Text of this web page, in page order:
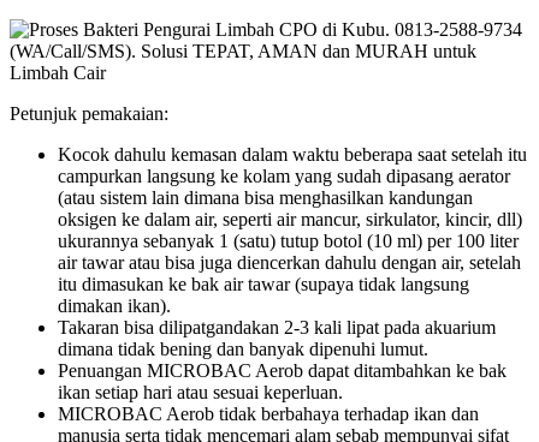
Petunjuk pemakaian:
Kocok dahulu kemasan dalam waktu beberapa saat setelah itu
campurkan langsung ke kolam yang sudah dipasang aerator
(atau sistem lain dimana bisa menghasilkan kandungan
oksigen ke dalam air, seperti air mancur, sirkulator, kincir, dll)
ukurannya sebanyak 1 (satu) tutup botol (10 ml) per 100 liter
air tawar atau bisa juga diencerkan dahulu dengan air, setelah
itu dimasukan ke bak air tawar (supaya tidak langsung
dimakan ikan).
Takaran bisa dilipatgandakan 2-3 kali lipat pada akuarium
dimana tidak bening dan banyak dipenuhi lumut.
Penuangan MICROBAC Aerob dapat ditambahkan ke bak
ikan setiap hari atau sesuai keperluan.
MICROBAC Aerob tidak berbahaya terhadap ikan dan
manusia serta tidak mencemari alam sebab mempunyai sifat